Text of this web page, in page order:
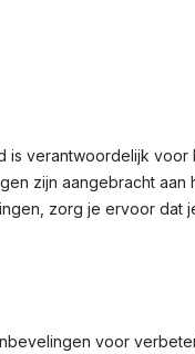
is verantwoordelijk
zijn aangebracht aan
zorg je ervoor dat
voor